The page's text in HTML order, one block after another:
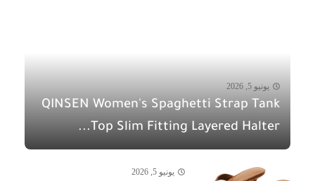
يونيو 5, 2026
QINSEN Women's Spaghetti Strap Tank
Top Slim Fitting Layered Halter...
يونيو 5, 2026